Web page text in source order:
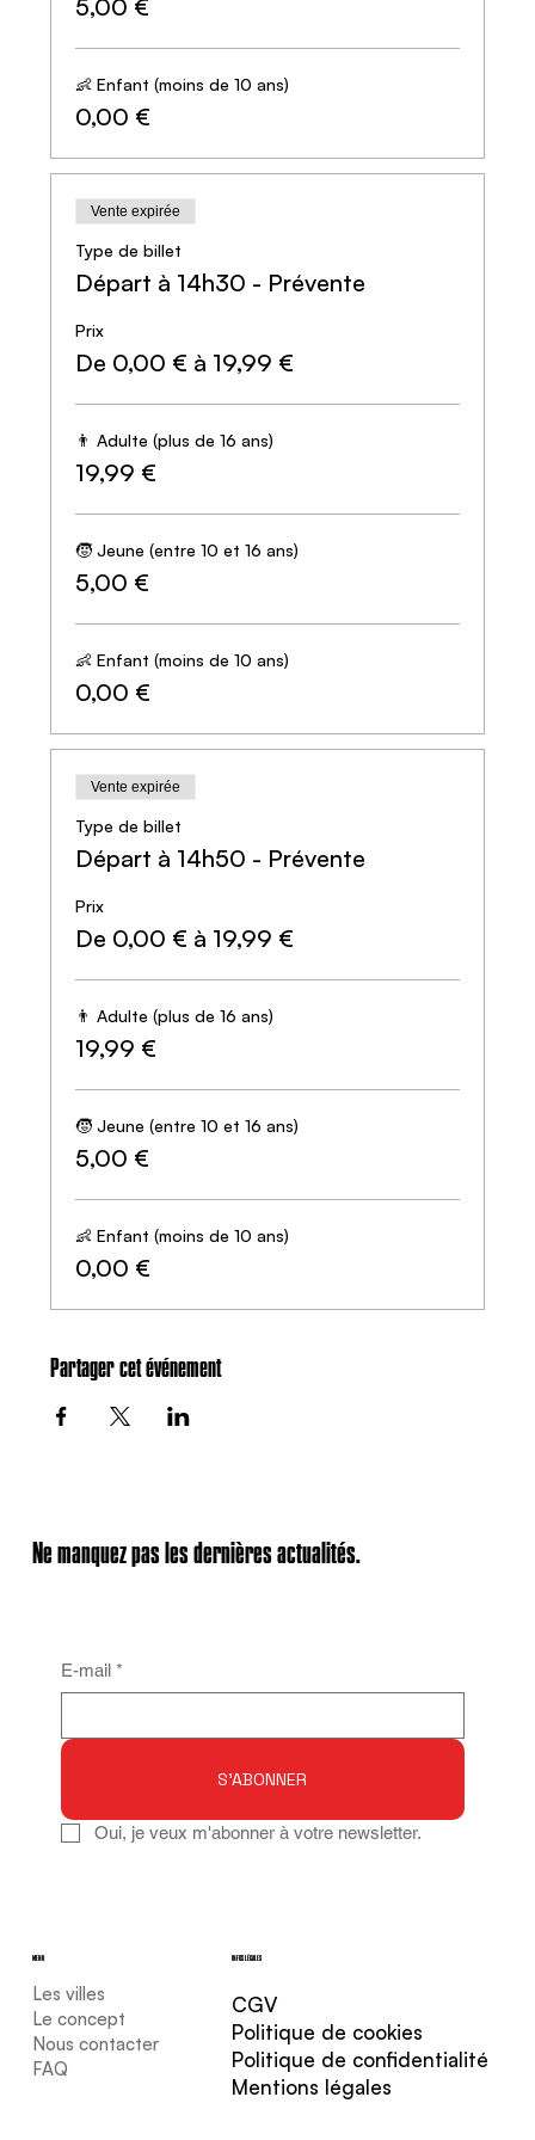
♿️ Accessible PMR
🐕 Chiens bienvenus
⏱️ 2h de jeu
🥾 Parcours d’environ 3,5 km (un peu plus long avec un
mauvais sens de l’orientation)
5,00 €
👶 Enfant (moins de 10 ans)
0,00 €
Vente expirée
Type de billet
Départ à 14h30 - Prévente
Prix
De 0,00 € à 19,99 €
👨 Adulte (plus de 16 ans)
19,99 €
🧒 Jeune (entre 10 et 16 ans)
5,00 €
👶 Enfant (moins de 10 ans)
0,00 €
Vente expirée
Type de billet
Départ à 14h50 - Prévente
Prix
De 0,00 € à 19,99 €
👨 Adulte (plus de 16 ans)
19,99 €
🧒 Jeune (entre 10 et 16 ans)
5,00 €
👶 Enfant (moins de 10 ans)
0,00 €
Partager cet événement
Ne manquez pas les dernières actualités.
E-mail *
S'ABONNER
Oui, je veux m'abonner à votre newsletter.
Les villes
Le concept
Nous contacter
FAQ
MENU INFOS LÉGALES
CGV
Politique de cookies
Politique de confidentialité
Mentions légales